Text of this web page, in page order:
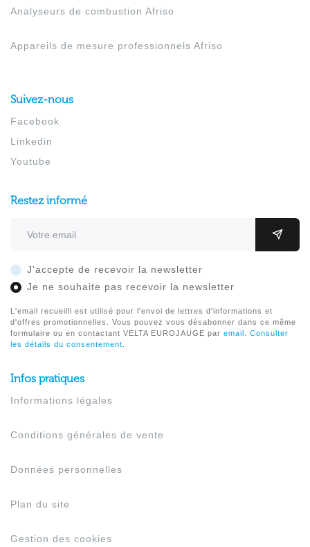
Analyseurs de combustion Afriso
Appareils de mesure professionnels Afriso
Suivez-nous
Facebook
Linkedin
Youtube
Restez informé
J'accepte de recevoir la newsletter
Je ne souhaite pas recevoir la newsletter
L'email recueilli est utilisé pour l'envoi de lettres d'informations et
d'offres promotionnelles. Vous pouvez vous désabonner dans ce même
formulaire ou en contactant VELTA EUROJAUGE par email . Consulter
les détails du consentement.
Infos pratiques
Informations légales
Conditions générales de vente
Données personnelles
Plan du site
Gestion des cookies